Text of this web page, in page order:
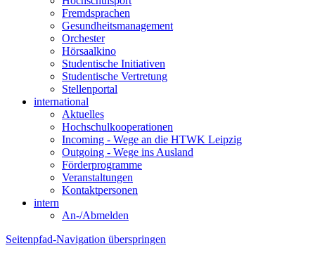
Fremdsprachen
Gesundheitsmanagement
Orchester
Hörsaalkino
Studentische Initiativen
Studentische Vertretung
Stellenportal
international
Aktuelles
Hochschulkooperationen
Incoming - Wege an die HTWK Leipzig
Outgoing - Wege ins Ausland
Förderprogramme
Veranstaltungen
Kontaktpersonen
intern
An-/Abmelden
Seitenpfad-Navigation überspringen